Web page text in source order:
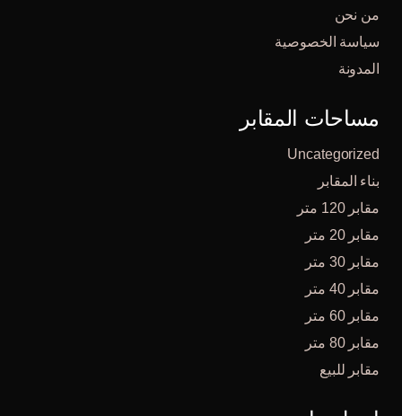
من نحن
سياسة الخصوصية
المدونة
مساحات المقابر
Uncategorized
بناء المقابر
مقابر 120 متر
مقابر 20 متر
مقابر 30 متر
مقابر 40 متر
مقابر 60 متر
مقابر 80 متر
مقابر للبيع